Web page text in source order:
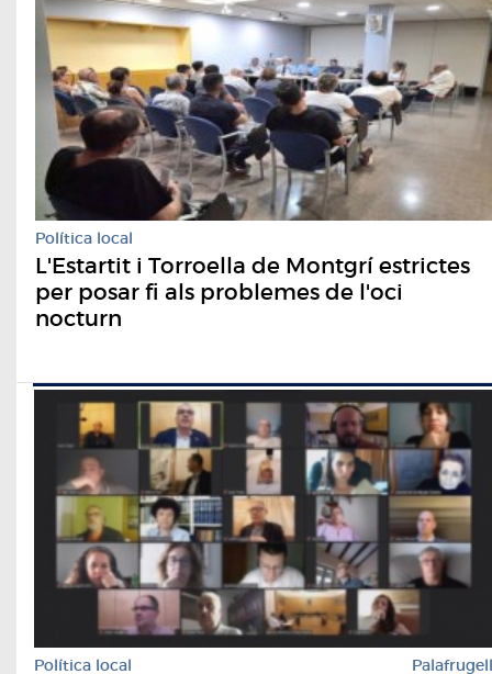
Política local
L'Estartit i Torroella de Montgrí estrictes
per posar fi als problemes de l'oci
nocturn
Política local Palafrugell